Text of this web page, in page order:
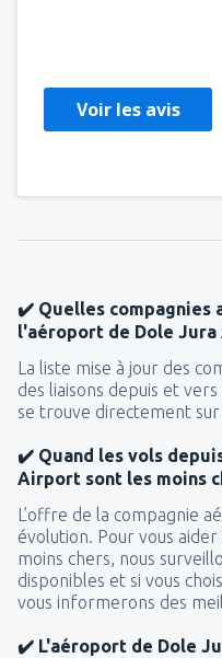
Voir les avis
✔️ Quelles compagnies
l'aéroport de Dole
La liste mise à jour des
des liaisons depuis et
se trouve directement
✔️ Quand les vols
Airport sont les moins
L’offre de la compagnie
évolution. Pour vous
moins chers, nous
disponibles et si vous
vous informerons des
✔️ L'aéroport de Dole